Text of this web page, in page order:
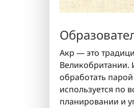
Акр — это
Великобритании.
обработать
используется по
планировании и